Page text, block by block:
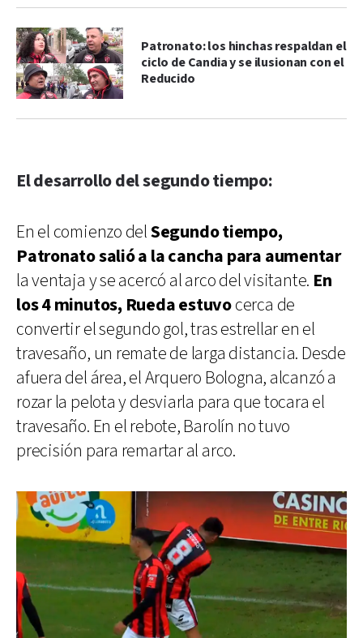
Patronato: los hinchas respaldan el
ciclo de Candia y se ilusionan con el
Reducido
El desarrollo del segundo tiempo:
En el comienzo delSegundo tiempo,
Patronato salió a la cancha para aumentar
la ventaja y se acercó al arco del visitante. En
los 4 minutos, Rueda estuvocerca de
convertir el segundo gol, tras estrellar en el
travesaño, un remate de larga distancia. Desde
afuera del área, el Arquero Bologna, alcanzó a
rozar la pelota y desviarla para que tocara el
travesaño. En el rebote, Barolín no tuvo
precisión para remartar al arco.